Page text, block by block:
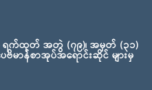
ရက်ထုတ် အတွဲ (၇၉)၊ အမှတ် (၃၁)
ဗိမာန်စာအုပ်အရောင်းဆိုင် များမှ